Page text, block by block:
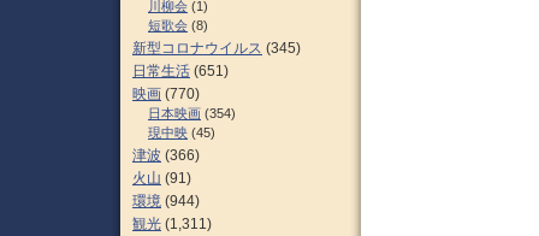
川柳会 (1)
短歌会 (8)
新型コロナウイルス (345)
日常生活 (651)
映画 (770)
日本映画 (354)
現中映 (45)
津波 (366)
火山 (91)
環境 (944)
観光 (1,311)